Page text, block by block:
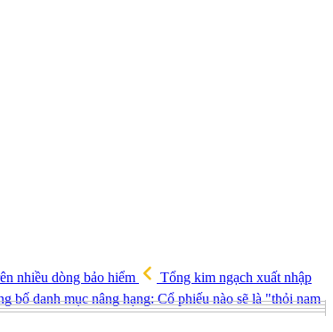
nhiều dòng bảo hiểm
Tổng kim ngạch xuất nhập
bố danh mục nâng hạng: Cổ phiếu nào sẽ là "thỏi nam